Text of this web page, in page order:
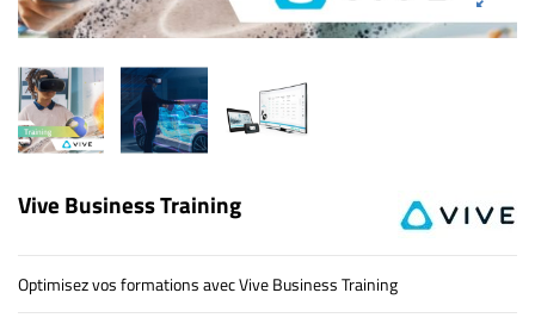
Vive Business Training
Optimisez vos formations avec Vive Business Training